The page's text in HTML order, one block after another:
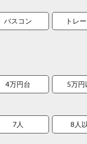
バスコン トレ
4万円台 5万円
7人 8人